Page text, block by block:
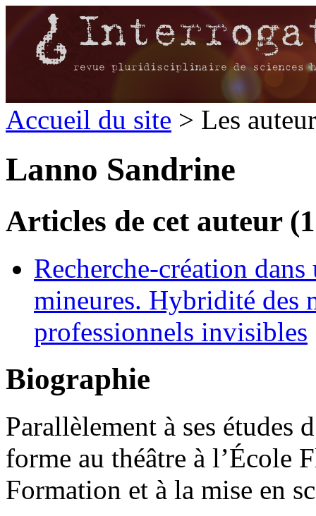
Accueil du site > Les
Lanno Sandrine
Articles de cet auteur
Recherche-création
mineures. Hybridité des
professionnels invisibles
Biographie
Parallèlement à ses études
forme au théâtre à l’École
Formation et à la mise en